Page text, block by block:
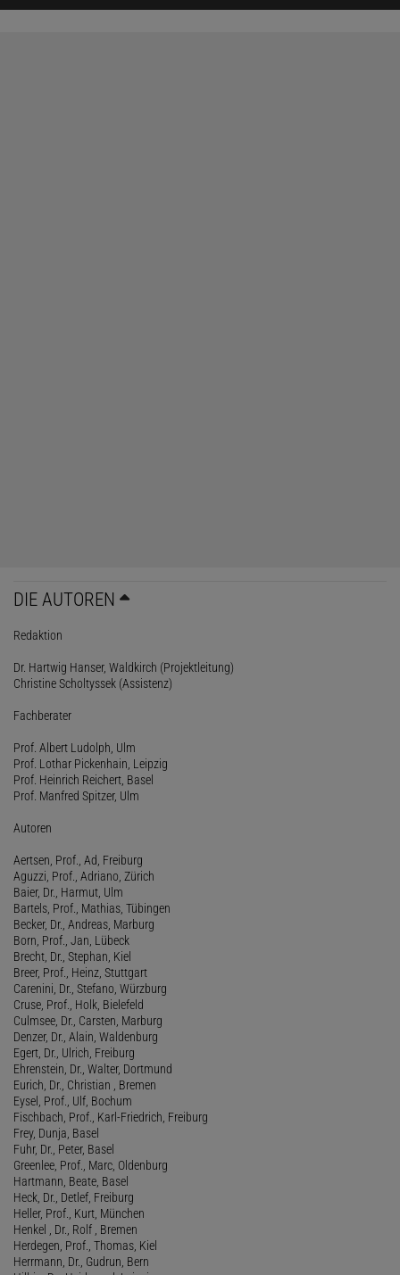
DIE AUTOREN
Redaktion
Dr. Hartwig Hanser, Waldkirch (Projektleitung)
Christine Scholtyssek (Assistenz)
Fachberater
Prof. Albert Ludolph, Ulm
Prof. Lothar Pickenhain, Leipzig
Prof. Heinrich Reichert, Basel
Prof. Manfred Spitzer, Ulm
Autoren
Aertsen, Prof., Ad, Freiburg
Aguzzi, Prof., Adriano, Zürich
Baier, Dr., Harmut, Ulm
Bartels, Prof., Mathias, Tübingen
Becker, Dr., Andreas, Marburg
Born, Prof., Jan, Lübeck
Brecht, Dr., Stephan, Kiel
Breer, Prof., Heinz, Stuttgart
Carenini, Dr., Stefano, Würzburg
Cruse, Prof., Holk, Bielefeld
Culmsee, Dr., Carsten, Marburg
Denzer, Dr., Alain, Waldenburg
Egert, Dr., Ulrich, Freiburg
Ehrenstein, Dr., Walter, Dortmund
Eurich, Dr., Christian , Bremen
Eysel, Prof., Ulf, Bochum
Fischbach, Prof., Karl-Friedrich, Freiburg
Frey, Dunja, Basel
Fuhr, Dr., Peter, Basel
Greenlee, Prof., Marc, Oldenburg
Hartmann, Beate, Basel
Heck, Dr., Detlef, Freiburg
Heller, Prof., Kurt, München
Henkel , Dr., Rolf , Bremen
Herdegen, Prof., Thomas, Kiel
Herrmann, Dr., Gudrun, Bern